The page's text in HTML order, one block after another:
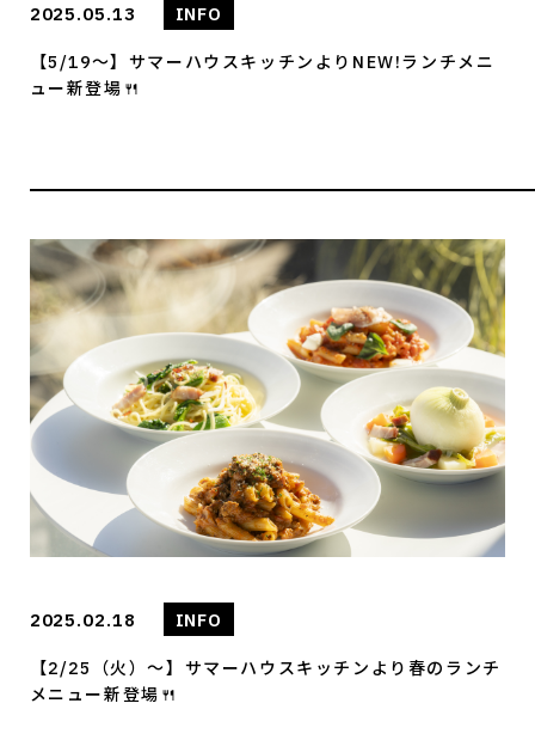
2025.05.13 INFO
【5/19～】サマーハウスキッチンよりNEW!ランチメニ
ュー新登場🍴
2025.02.18 INFO
【2/25（火）～】サマーハウスキッチンより春のランチ
メニュー新登場🍴